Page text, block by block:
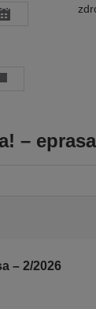
–
– 2/2026